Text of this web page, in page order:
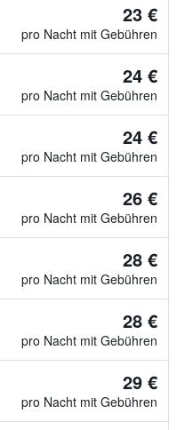
23 €
pro Nacht mit Gebühren
24 €
pro Nacht mit Gebühren
24 €
pro Nacht mit Gebühren
26 €
pro Nacht mit Gebühren
28 €
pro Nacht mit Gebühren
28 €
pro Nacht mit Gebühren
29 €
pro Nacht mit Gebühren